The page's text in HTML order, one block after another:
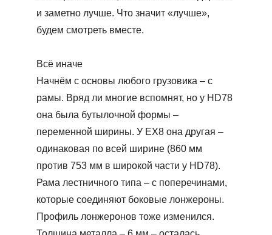
и заметно лучше. Что значит «лучше»,
будем смотреть вместе.
Всё иначе
Начнём с основы любого грузовика – с
рамы. Вряд ли многие вспомнят, но у HD78
она была бутылочной формы –
переменной ширины. У ЕХ8 она другая –
одинаковая по всей ширине (860 мм
против 753 мм в широкой части у HD78).
Рама лестничного типа – с поперечинами,
которые соединяют боковые лонжероны.
Профиль лонжеронов тоже изменился.